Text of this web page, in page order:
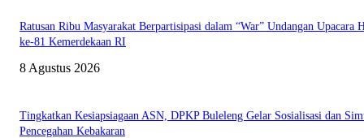
Ratusan Ribu Masyarakat Berpartisipasi dalam “War” Undangan Upacara
ke-81 Kemerdekaan RI
8 Agustus 2026
Tingkatkan Kesiapsiagaan ASN, DPKP Buleleng Gelar Sosialisasi dan
Pencegahan Kebakaran